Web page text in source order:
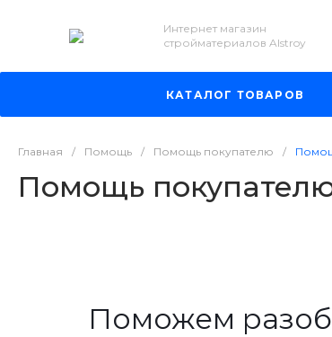
Интернет магазин
стройматериалов Alstroy
КАТАЛОГ ТОВАРОВ
Главная / Помощь / Помощь покупателю /
Помощь
Поможем